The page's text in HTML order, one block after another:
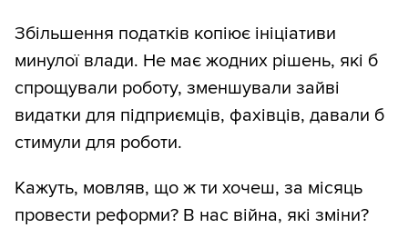
Збільшення податків копіює ініціативи
минулої влади. Не має жодних рішень, які б
спрощували роботу, зменшували зайві
видатки для підприємців, фахівців, давали б
стимули для роботи.
Кажуть, мовляв, що ж ти хочеш, за місяць
провести реформи? В нас війна, які зміни?